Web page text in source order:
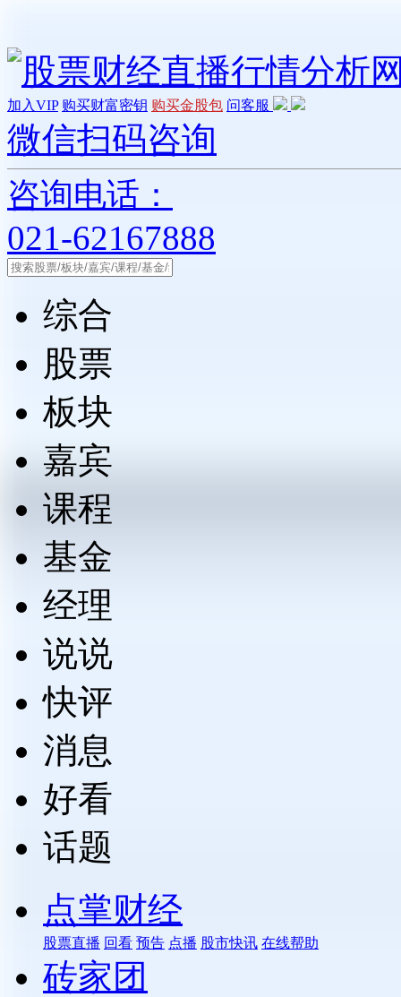
加入VIP 购买财富密钥 购买金股包 问客服
微信扫码咨询
咨询电话：
021-62167888
综合
股票
板块
嘉宾
课程
基金
经理
说说
快评
消息
好看
话题
点掌财经
股票直播 回看 预告 点播 股市快讯 在线帮助
砖家团